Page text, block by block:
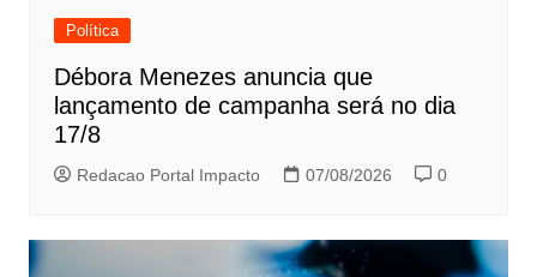
Política
Débora Menezes anuncia que
lançamento de campanha será no dia
17/8
Redacao Portal Impacto 07/08/2026 0